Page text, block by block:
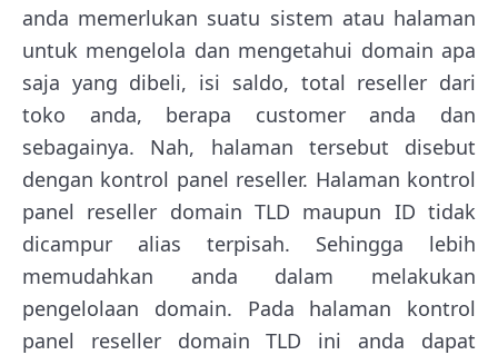
anda memerlukan suatu sistem atau halaman
untuk mengelola dan mengetahui domain apa
saja yang dibeli, isi saldo, total reseller dari
toko anda, berapa customer anda dan
sebagainya. Nah, halaman tersebut disebut
dengan kontrol panel reseller. Halaman kontrol
panel reseller domain TLD maupun ID tidak
dicampur alias terpisah. Sehingga lebih
memudahkan anda dalam melakukan
pengelolaan domain. Pada halaman kontrol
panel reseller domain TLD ini anda dapat